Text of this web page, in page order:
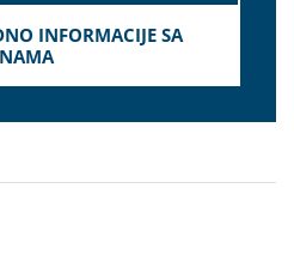
INFORMACIJE SA
NAMA